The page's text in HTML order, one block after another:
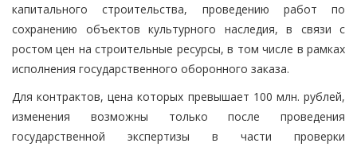
капитального строительства, проведению работ по
сохранению объектов культурного наследия, в связи с
ростом цен на строительные ресурсы, в том числе в рамках
исполнения государственного оборонного заказа.
Для контрактов, цена которых превышает 100 млн. рублей,
изменения возможны только после проведения
государственной экспертизы в части проверки